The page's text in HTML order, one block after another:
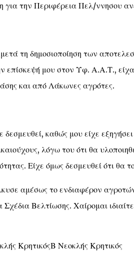
για την Περιφέρεια Πελ/ννησου
τη δημοσιοποίηση των
επίσκεψή μου στον Υφ. Α.Α.Τ.,
και από Λάκωνες αγρότες.
δεσμευθεί, καθώς μου είχε
λόγω του ότι θα
Είχε όμως δεσμευθεί ότι θα
αμέσως το ενδιαφέρον αγροτών
Βελτίωσης. Χαίρομαι
ΚρητικόςΒ Νεοκλής Κρητικός